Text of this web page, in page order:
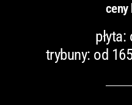
ceny
płyta:
trybuny: od